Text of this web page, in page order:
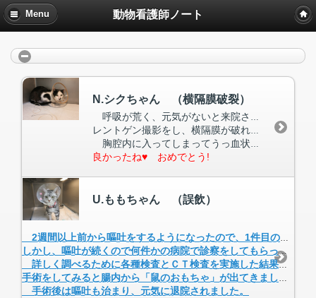
Menu 動物看護師ノート
N.シクちゃん （横隔膜破裂）
レントゲン撮影をし、横隔膜が破れてしまって、胸腔内に、お腹の臓器(肝臓、小腸等)が入ってしまっており、肺を圧迫して呼吸ができずにいることが判明しました。
胸腔内に入ってしまってうっ血状態で腫れあがった肝臓、小腸等をお腹に戻し、破れた横隔膜を修復する手術を受け、酸素室で入院治療を行った結果、徐々に呼吸が正常になり食欲も戻り、元の元気を取り戻し退院されました。
良かったね♥ おめでとう!
U.ももちゃん （誤飲）
2週間以上前から嘔吐をするようになったので、1件目の病院へ行き、血液検査をしてもらったが問題ないということでした。
しかし、嘔吐が続くので何件かの病院で診察をしてもらったが変わりませんでした。最後の病院で、ＣＴ等の詳しい検査をしてもらった方が良いと言われ当院に来院されました。
詳しく調べるために各種検査とＣＴ検査を実施した結果、腸内に異物が見つかった為、空腸切開手術を行うことになりました。
手術をしてみると腸内から「鼠のおもちゃ」が出てきました。
手術後は嘔吐も治まり、元気に退院されました。